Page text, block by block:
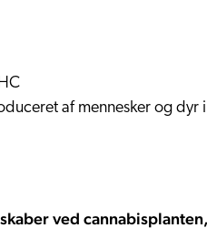
ved cannabisplanten,